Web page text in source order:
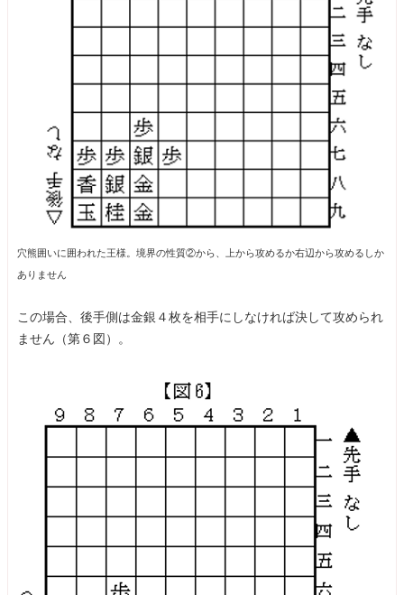
穴熊囲いに囲われた王様。境界の性質②から、上から攻めるか右辺から攻めるしか
ありません
この場合、後手側は金銀４枚を相手にしなければ決して攻められ
ません（第６図）。